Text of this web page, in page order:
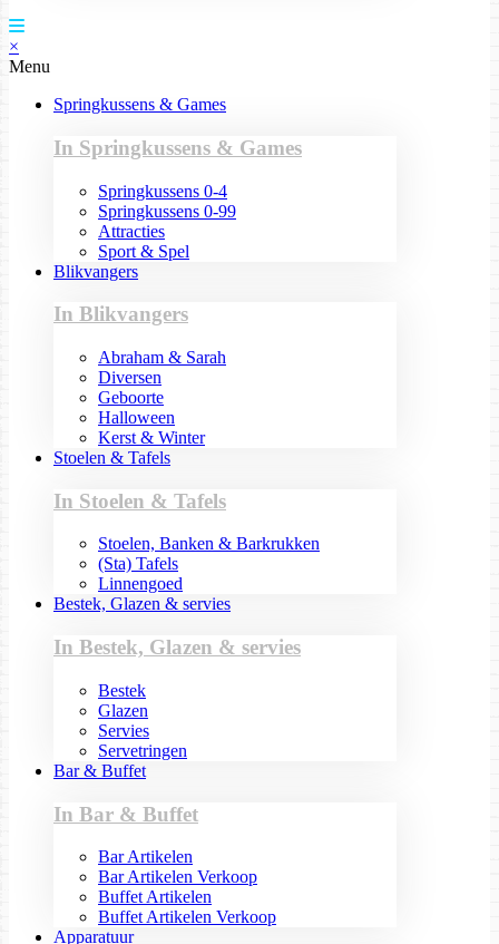
×
Menu
Springkussens & Games
In Springkussens & Games
Springkussens 0-4
Springkussens 0-99
Attracties
Sport & Spel
Blikvangers
In Blikvangers
Abraham & Sarah
Diversen
Geboorte
Halloween
Kerst & Winter
Stoelen & Tafels
In Stoelen & Tafels
Stoelen, Banken & Barkrukken
(Sta) Tafels
Linnengoed
Bestek, Glazen & servies
In Bestek, Glazen & servies
Bestek
Glazen
Servies
Servetringen
Bar & Buffet
In Bar & Buffet
Bar Artikelen
Bar Artikelen Verkoop
Buffet Artikelen
Buffet Artikelen Verkoop
Apparatuur